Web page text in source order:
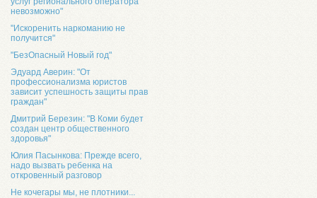
невозможно"
"Искоренить наркоманию не
получится"
"БезОпасный Новый год"
Эдуард Аверин: "От
профессионализма юристов
зависит успешность защиты прав
граждан"
Дмитрий Березин: "В Коми будет
создан центр общественного
здоровья"
Юлия Пасынкова: Прежде всего,
надо вызвать ребенка на
откровенный разговор
Не кочегары мы, не плотники...